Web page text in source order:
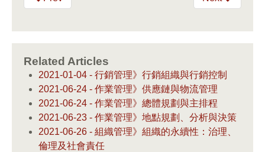
Related Articles
2021-01-04 - 行銷管理》行銷組織與行銷控制
2021-06-24 - 作業管理》供應鏈與物流管理
2021-06-24 - 作業管理》總體規劃與主排程
2021-06-23 - 作業管理》地點規劃、分析與決策
2021-06-26 - 組織管理》組織的永續性：治理、
倫理及社會責任